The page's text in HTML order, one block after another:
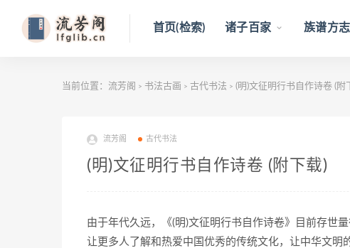
首页(检索) 诸子百家 族谱方志
当前位置： 流芳阁 > 书法古画 > 古代书法 > (明)文征明行书自作诗卷 (附
流芳阁 古代书法
(明)文征明行书自作诗卷 (附下载)
由于年代久远，《(明)文征明行书自作诗卷》目前存世
让更多人了解和热爱中国优秀的传统文化，让中华文明